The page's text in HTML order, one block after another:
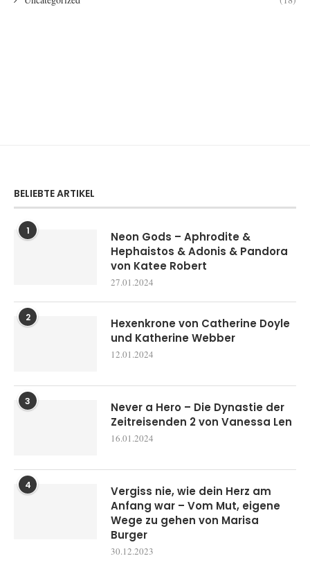
BELIEBTE ARTIKEL
1
Neon Gods – Aphrodite &
Hephaistos & Adonis & Pandora
von Katee Robert
27.01.2024
2
Hexenkrone von Catherine Doyle
und Katherine Webber
12.01.2024
3
Never a Hero – Die Dynastie der
Zeitreisenden 2 von Vanessa Len
16.01.2024
4
Vergiss nie, wie dein Herz am
Anfang war – Vom Mut, eigene
Wege zu gehen von Marisa
Burger
30.12.2023